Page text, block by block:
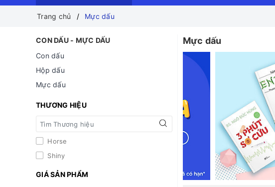
Trang chủ Mực dấu
CON DẤU - MỰC DẤU
Con dấu
Hộp dấu
Mực dấu
THƯƠNG HIỆU
Horse
Shiny
GIÁ SẢN PHẨM
Mực dấu